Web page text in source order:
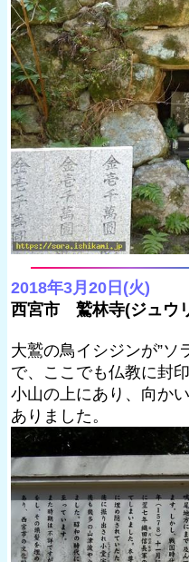
2018年3月20日(火)
西宮市 鷲林寺(ジュウ
大鷲の鳥イシジンが”ソ
で、ここでも仏教に封
小山の上にあり、向か
ありました。